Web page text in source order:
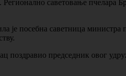
саветовање пчелара
је посебна саветница
председник овог